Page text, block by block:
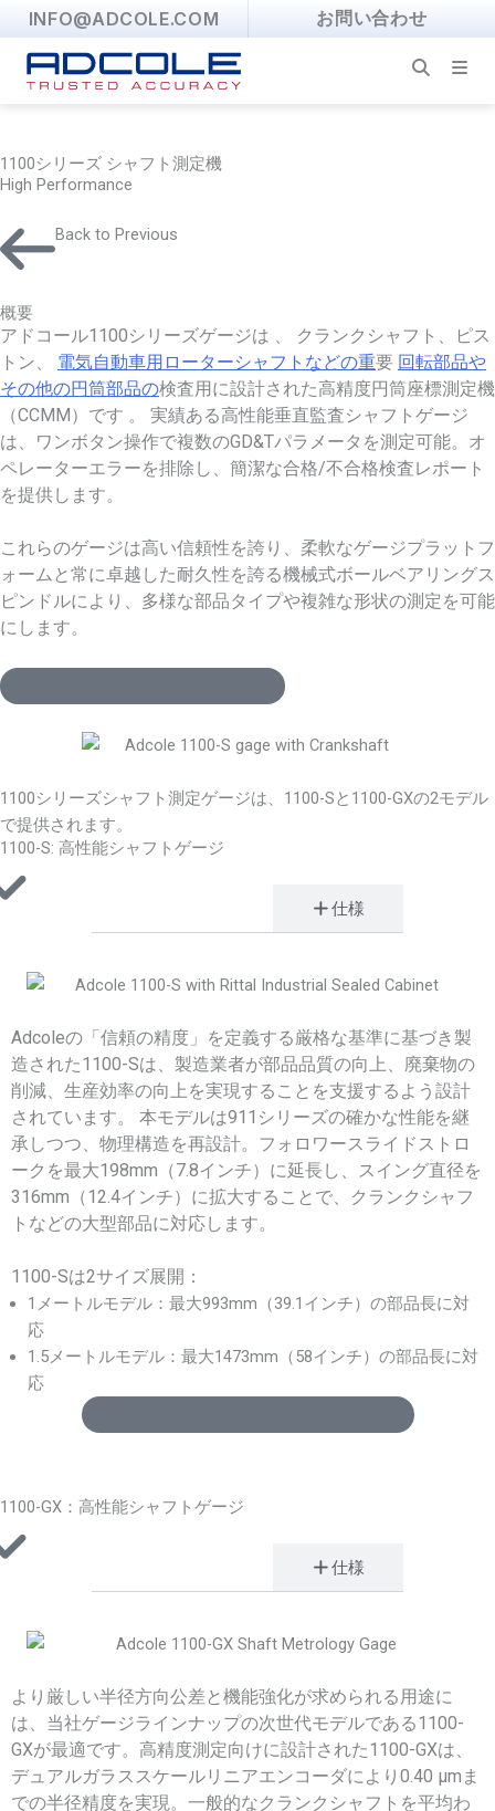
to
content
INFO@ADCOLE.COM お問い合わせ
1100シリーズ シャフト測定機
High Performance
Back to Previous
概要
アドコール1100シリーズゲージは 、 クランクシャフト、ピス
トン、 電気自動車用ローターシャフトなどの重要 回転部品や
その他の円筒部品の検査用に設計された高精度円筒座標測定機
（CCMM）です 。 実績ある高性能垂直監査シャフトゲージ
は、ワンボタン操作で複数のGD&Tパラメータを測定可能。オ
ペレーターエラーを排除し、簡潔な合格/不合格検査レポート
を提供します。
これらのゲージは高い信頼性を誇り、柔軟なゲージプラットフ
ォームと常に卓越した耐久性を誇る機械式ボールベアリングス
ピンドルにより、多様な部品タイプや複雑な形状の測定を可能
にします。
1100シリーズシャフト測定ゲージは、1100-Sと1100-GXの2モデル
で提供されます。
1100-S: 高性能シャフトゲージ
仕様
Adcoleの「信頼の精度」を定義する厳格な基準に基づき製
造された1100-Sは、製造業者が部品品質の向上、廃棄物の
削減、生産効率の向上を実現することを支援するよう設計
されています。 本モデルは911シリーズの確かな性能を継
承しつつ、物理構造を再設計。フォロワースライドストロ
ークを最大198mm（7.8インチ）に延長し、スイング直径を
316mm（12.4インチ）に拡大することで、クランクシャフ
トなどの大型部品に対応します。
1100-Sは2サイズ展開：
1メートルモデル：最大993mm（39.1インチ）の部品長に対
応
1.5メートルモデル：最大1473mm（58インチ）の部品長に対
応
1100-GX：高性能シャフトゲージ
仕様
より厳しい半径方向公差と機能強化が求められる用途に
は、当社ゲージラインナップの次世代モデルである1100-
GXが最適です。高精度測定向けに設計された1100-GXは、
デュアルガラススケールリニアエンコーダにより0.40 µmま
での半径精度を実現。一般的なクランクシャフトを平均わ